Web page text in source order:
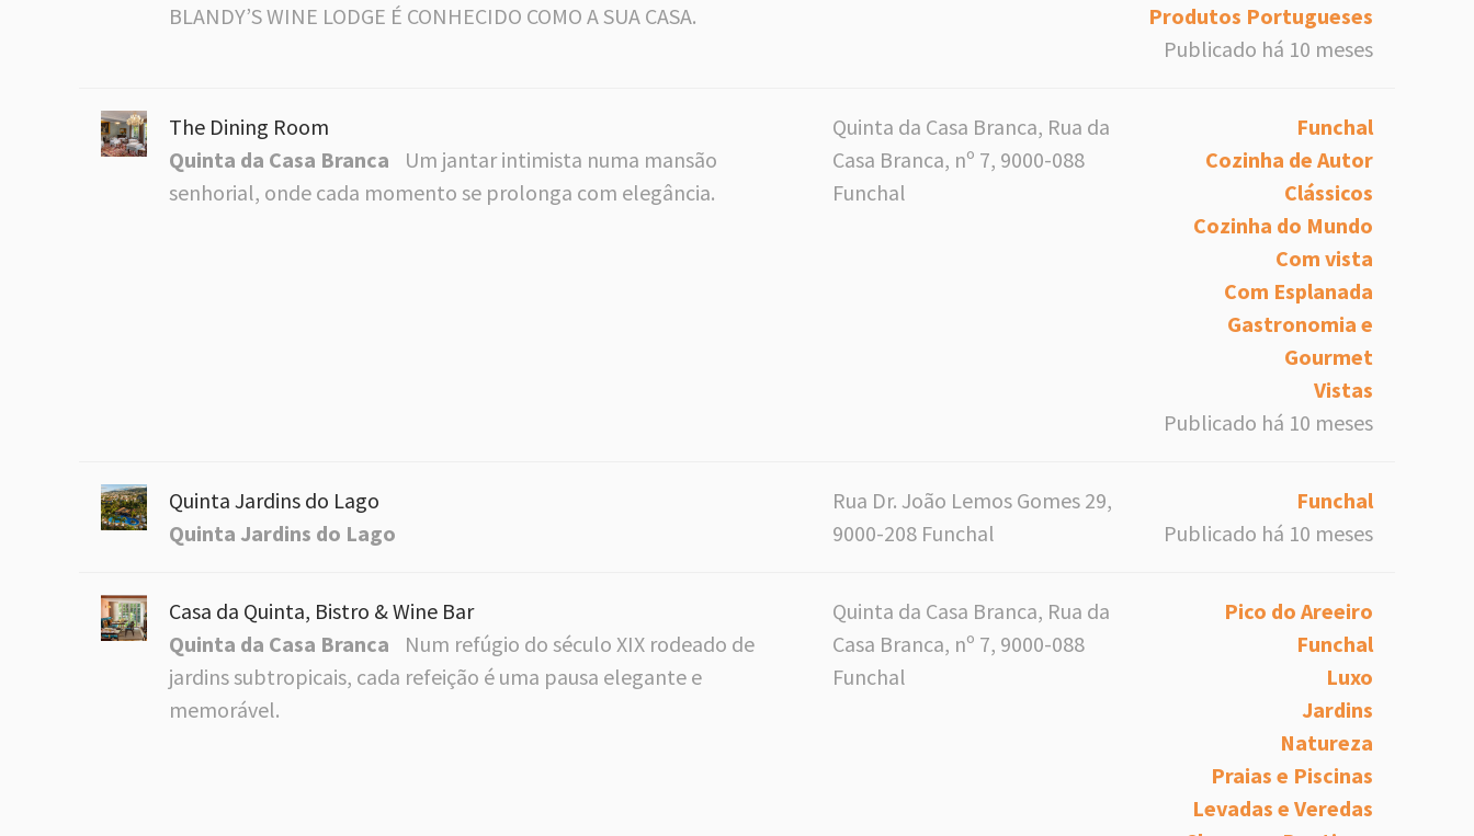
BLANDY’S WINE LODGE É CONHECIDO COMO A SUA CASA.
Produtos Portugueses
Publicado há 10 meses
The Dining Room
Quinta da Casa Branca
Um jantar intimista numa mansão
senhorial, onde cada momento se prolonga com elegância.
Quinta da Casa Branca, Rua da
Casa Branca, nº 7, 9000-088
Funchal
Funchal
Cozinha de Autor
Clássicos
Cozinha do Mundo
Com vista
Com Esplanada
Gastronomia e
Gourmet
Vistas
Publicado há 10 meses
Quinta Jardins do Lago
Quinta Jardins do Lago
Rua Dr. João Lemos Gomes 29,
9000-208 Funchal
Funchal
Publicado há 10 meses
Casa da Quinta, Bistro & Wine Bar
Quinta da Casa Branca
Num refúgio do século XIX rodeado de
jardins subtropicais, cada refeição é uma pausa elegante e
memorável.
Quinta da Casa Branca, Rua da
Casa Branca, nº 7, 9000-088
Funchal
Pico do Areeiro
Funchal
Luxo
Jardins
Natureza
Praias e Piscinas
Levadas e Veredas